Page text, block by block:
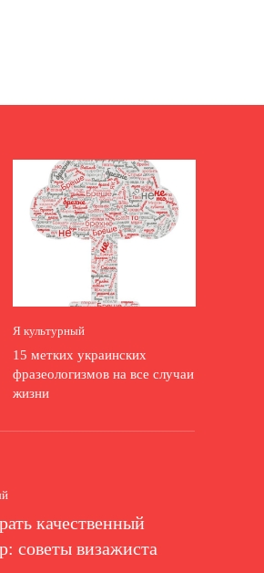
Я культурный
15 метких украинских
фразеологизмов на все случаи
жизни
качественный
советы визажиста